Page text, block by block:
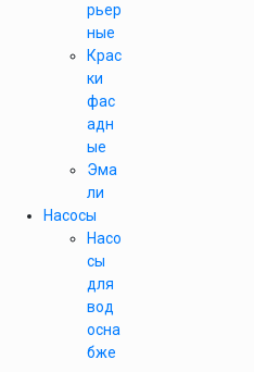
рьер
ные
Крас
ки
фас
адн
ые
Эма
ли
Насосы
Насо
сы
для
вод
осна
бже